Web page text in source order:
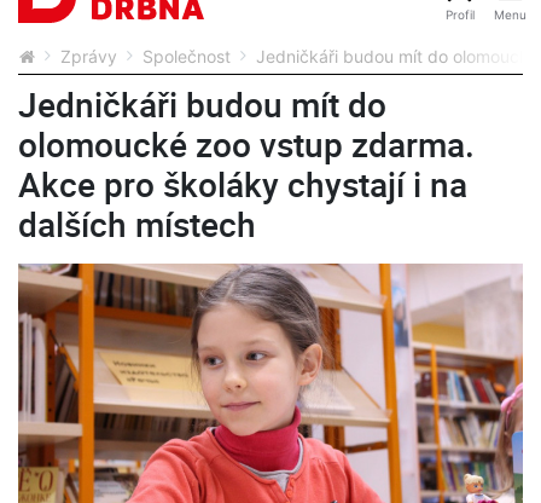
Zprávy Společnost Jedničkáři budou mít do
Jedničkáři budou mít do
olomoucké zoo vstup zdarma.
Akce pro školáky chystají i na
dalších místech